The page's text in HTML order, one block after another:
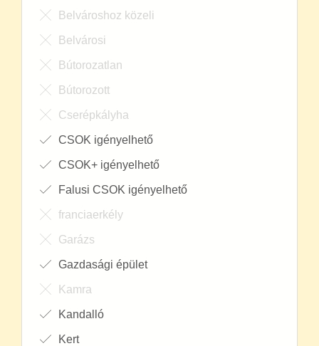
Belvároshoz közeli
Belvárosi
Bútorozatlan
Bútorozott
Cserépkályha
CSOK igényelhető
CSOK+ igényelhető
Falusi CSOK igényelhető
franciaerkély
Garázs
Gazdasági épület
Kamra
Kandalló
Kert